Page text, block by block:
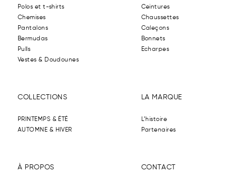
Polos et t-shirts
Chemises
Pantalons
Bermudas
Pulls
Vestes & Doudounes
Ceintures
Chaussettes
Caleçons
Bonnets
Echarpes
LA MARQUE
L’histoire
Partenaires
À PROPOS
COLLECTIONS
PRINTEMPS & ÉTÉ
AUTOMNE & HIVER
CONTACT